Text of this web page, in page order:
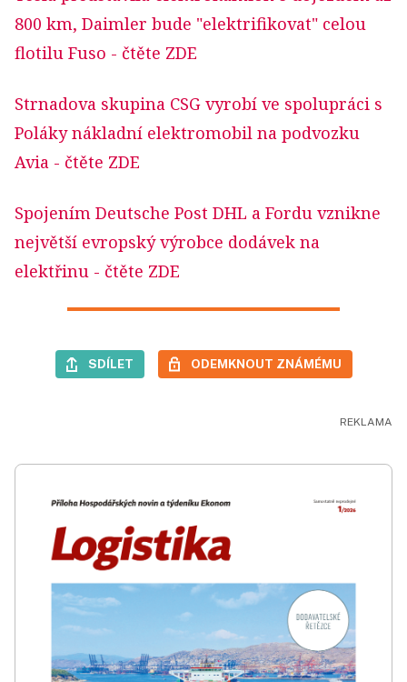
800 km, Daimler bude "elektrifikovat" celou
flotilu Fuso - čtěte ZDE
Strnadova skupina CSG vyrobí ve spolupráci s
Poláky nákladní elektromobil na podvozku
Avia - čtěte ZDE
Spojením Deutsche Post DHL a Fordu vznikne
největší evropský výrobce dodávek na
elektřinu - čtěte ZDE
SDÍLET ODEMKNOUT ZNÁMÉMU